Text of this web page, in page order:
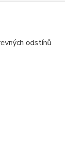
odstínů